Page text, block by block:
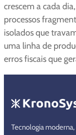
crescem a cada
processos
isolados que
uma linha de
erros fiscais que
Tecnologia